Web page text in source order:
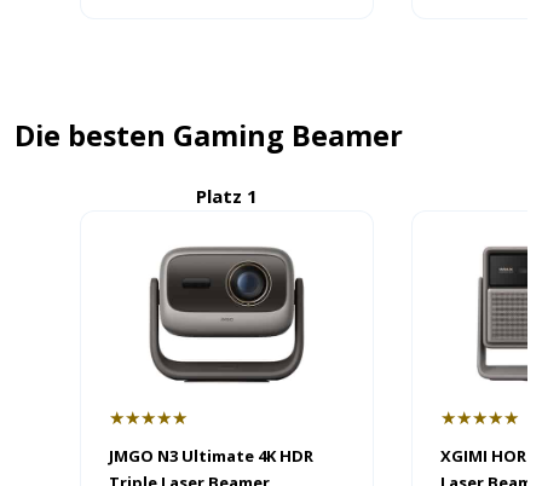
Die besten Gaming Beamer
Platz 1
★★★★★
JMGO N3 Ultimate 4K HDR
★★★★★
XGIMI